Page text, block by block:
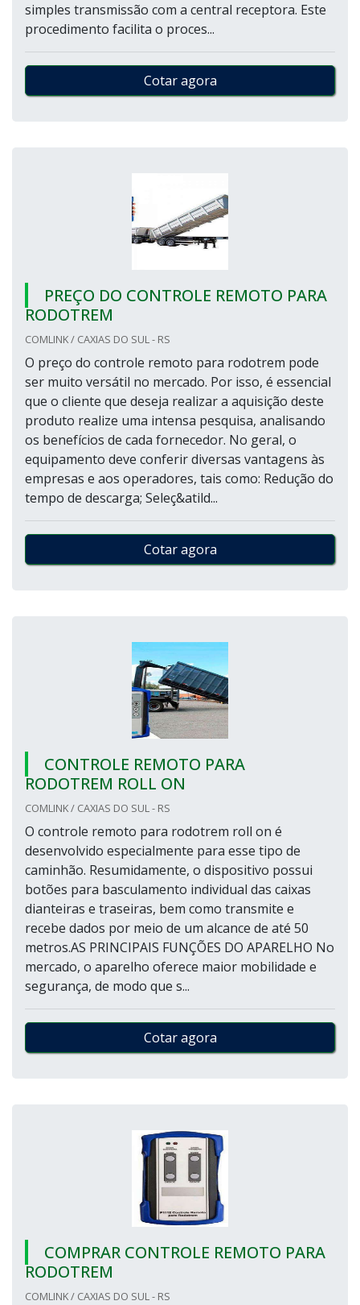
simples transmissão com a central receptora. Este
procedimento facilita o proces...
Cotar agora
PREÇO DO CONTROLE REMOTO PARA
RODOTREM
COMLINK / CAXIAS DO SUL - RS
O preço do controle remoto para rodotrem pode
ser muito versátil no mercado. Por isso, é essencial
que o cliente que deseja realizar a aquisição deste
produto realize uma intensa pesquisa, analisando
os benefícios de cada fornecedor. No geral, o
equipamento deve conferir diversas vantagens às
empresas e aos operadores, tais como: Redução do
tempo de descarga; Seleç&atild...
Cotar agora
CONTROLE REMOTO PARA
RODOTREM ROLL ON
COMLINK / CAXIAS DO SUL - RS
O controle remoto para rodotrem roll on é
desenvolvido especialmente para esse tipo de
caminhão. Resumidamente, o dispositivo possui
botões para basculamento individual das caixas
dianteiras e traseiras, bem como transmite e
recebe dados por meio de um alcance de até 50
metros.AS PRINCIPAIS FUNÇÕES DO APARELHO No
mercado, o aparelho oferece maior mobilidade e
segurança, de modo que s...
Cotar agora
COMPRAR CONTROLE REMOTO PARA
RODOTREM
COMLINK / CAXIAS DO SUL - RS